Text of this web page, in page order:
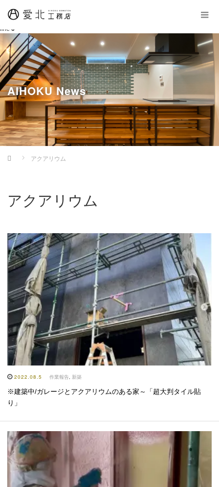
Warning : Undefined property: WP_Error::$cat_ID in
/home/aihokubuild/aihoku-
komuten.com/public_html/wp-content/themes/amore_tcd028/archive.php
line 6
AIHOKU News
Home アクアリウム
アクアリウム
2022.08.5 作業報告 新築
※建築中/ガレージとアクアリウムのある家～「超大判タイル貼
り」